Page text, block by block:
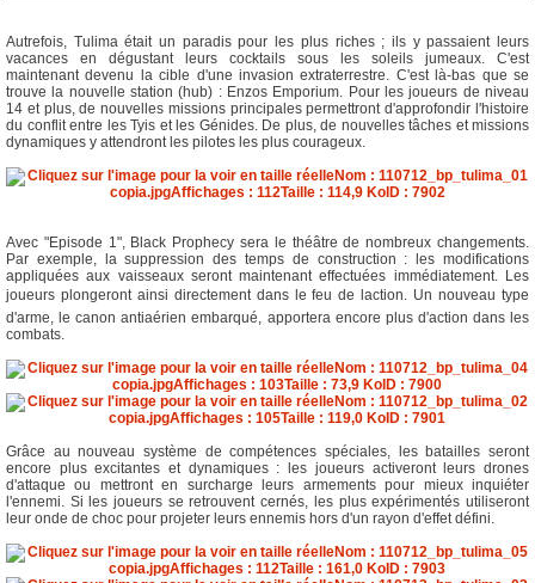
Autrefois, Tulima était un paradis pour les plus riches ; ils y passaient leurs
vacances en dégustant leurs cocktails sous les soleils jumeaux. C'est
maintenant devenu la cible d'une invasion extraterrestre. C'est là-bas que se
trouve la nouvelle station (hub) : Enzos Emporium. Pour les joueurs de niveau
14 et plus, de nouvelles missions principales permettront d'approfondir l'histoire
du conflit entre les Tyis et les Génides. De plus, de nouvelles tâches et missions
dynamiques y attendront les pilotes les plus courageux.
Avec "Episode 1", Black Prophecy sera le théâtre de nombreux changements.
Par exemple, la suppression des temps de construction : les modifications
appliquées aux vaisseaux seront maintenant effectuées immédiatement. Les
joueurs plongeront ainsi directement dans le feu de laction. Un nouveau type
d'arme, le canon antiaérien embarqué, apportera encore plus d'action dans les
combats.
Grâce au nouveau système de compétences spéciales, les batailles seront
encore plus excitantes et dynamiques : les joueurs activeront leurs drones
d'attaque ou mettront en surcharge leurs armements pour mieux inquiéter
l'ennemi. Si les joueurs se retrouvent cernés, les plus expérimentés utiliseront
leur onde de choc pour projeter leurs ennemis hors d'un rayon d'effet défini.